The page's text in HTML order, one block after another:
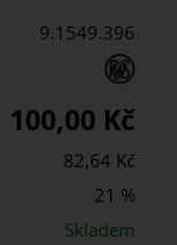
9.1549.396
100,00 Kč
82,64 Kč
21 %
Skladem